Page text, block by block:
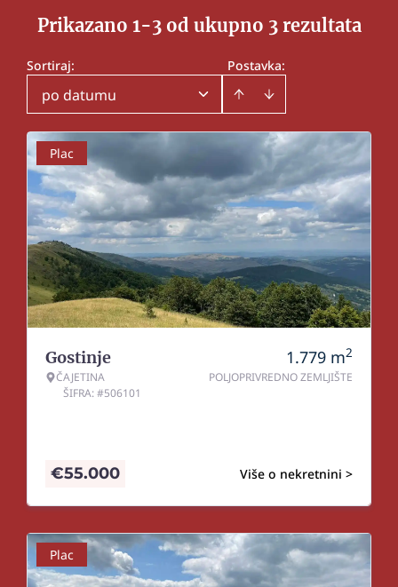
Prikazano 1-3 od ukupno 3 rezultata
Postavka:
Sortiraj:
po datumu
Plac
Gostinje
ČAJETINA
ŠIFRA: #506101
1.779 m2
POLJOPRIVREDNO ZEMLJIŠTE
Više o nekretnini >
€55.000
Plac